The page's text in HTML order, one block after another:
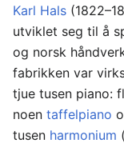
Karl Hals
utviklet seg til å
og norsk
fabrikken var
tjue tusen piano:
noen taffelpiano
tusen harmonium